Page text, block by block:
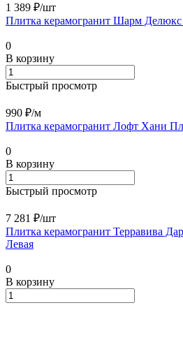
1 389 ₽/шт
Плитка керамогранит Шарм
0
В корзину
Быстрый просмотр
990 ₽/м
Плитка керамогранит Лофт Хани
0
В корзину
Быстрый просмотр
7 281 ₽/шт
Плитка керамогранит Терравива
Левая
0
В корзину